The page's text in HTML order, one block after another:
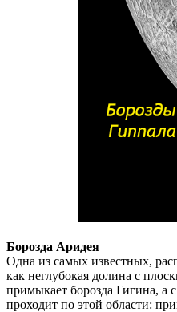
Борозда Аридея
Одна из самых известных,
как неглубокая долина с
примыкает борозда Гигина, а
проходит по этой области: